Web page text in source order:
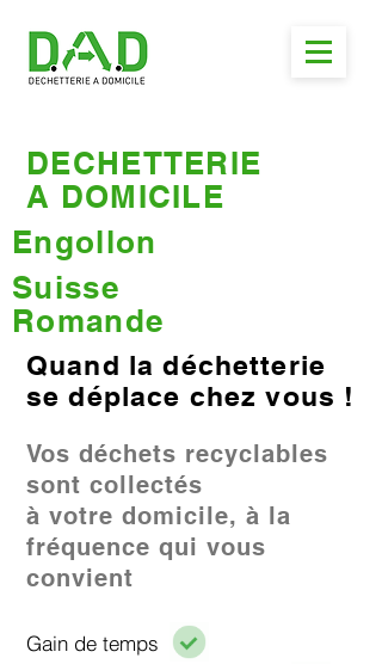
DECHETTERIE
A DOMICILE
Engollon
Suisse
Romande
Quand la déchetterie
se déplace chez vous !
Vos déchets recyclables
sont collectés
à votre domicile, à la
fréquence qui vous
convient
Gain de temps